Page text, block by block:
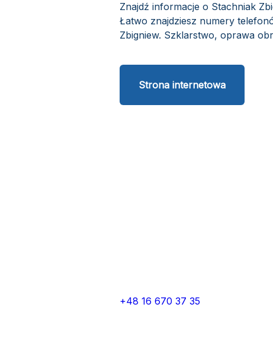
Znajdź informacje o Stachniak
Łatwo znajdziesz numery
Zbigniew. Szklarstwo, oprawa
Strona internetowa
+48 16 670 37 35